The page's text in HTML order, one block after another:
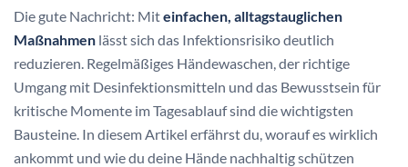
Die gute Nachricht: Miteinfachen, alltagstauglichen
Maßnahmen lässt sich das Infektionsrisiko deutlich
reduzieren. Regelmäßiges Händewaschen, der richtige
Umgang mit Desinfektionsmitteln und das Bewusstsein für
kritische Momente im Tagesablauf sind die wichtigsten
Bausteine. In diesem Artikel erfährst du, worauf es wirklich
ankommt und wie du deine Hände nachhaltig schützen